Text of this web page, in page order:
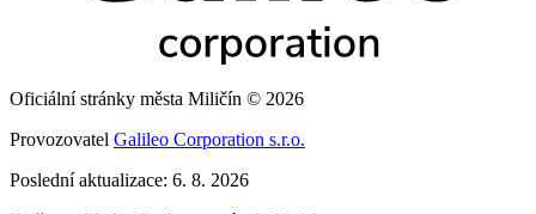
Oficiální stránky města Miličín © 2026
Provozovatel Galileo Corporation s.r.o.
Poslední aktualizace: 6. 8. 2026